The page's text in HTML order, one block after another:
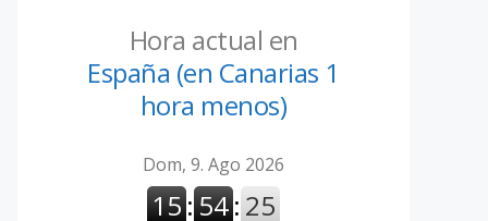
Hora actual en
España (en Canarias 1
hora menos)